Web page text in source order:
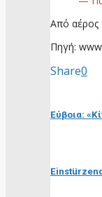
Από αέρος
Πηγή:
Share0
Εύβοια: